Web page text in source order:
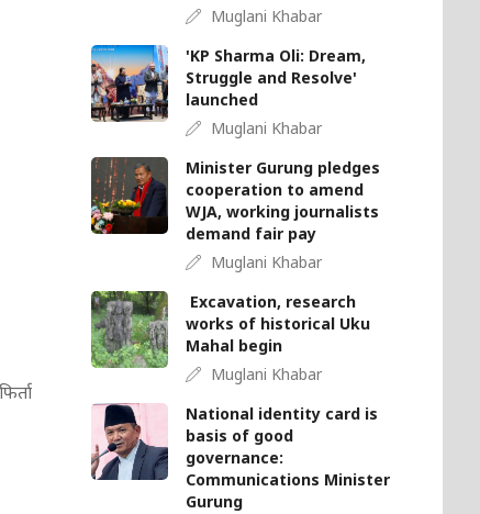
Muglani Khabar
'KP Sharma Oli: Dream,
Struggle and Resolve'
launched
Muglani Khabar
Minister Gurung pledges
cooperation to amend
WJA, working journalists
demand fair pay
Muglani Khabar
Excavation, research
works of historical Uku
Mahal begin
Muglani Khabar
National identity card is
basis of good
governance:
Communications Minister
Gurung